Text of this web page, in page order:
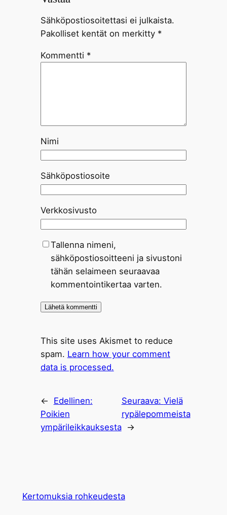
Sähköpostiosoitettasi ei julkaista.
Pakolliset kentät on merkitty *
Kommentti *
Nimi
Sähköpostiosoite
Verkkosivusto
Tallenna nimeni,
sähköpostiosoitteeni ja sivustoni
tähän selaimeen seuraavaa
kommentointikertaa varten.
This site uses Akismet to reduce
spam. Learn how your comment
data is processed.
←
Edellinen:
Poikien
ympärileikkauksesta
Seuraava: Vielä
rypälepommeista
→
Kertomuksia rohkeudesta